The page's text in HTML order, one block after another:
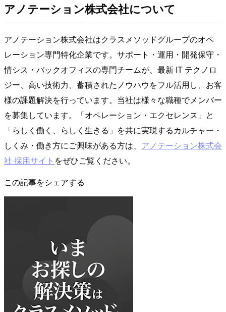
アノテーション株式会社について
アノテーション株式会社はクラスメソッドグループのオペ
レーション専門特化企業です。サポート・運用・開発保守・
情シス・バックオフィスの専門チームが、最新 IT テクノロ
ジー、高い技術力、蓄積されたノウハウをフル活用し、お客
様の課題解決を行っています。当社は様々な職種でメンバー
を募集しています。「オペレーション・エクセレンス」と
「らしく働く、らしく生きる」を共に実現するカルチャー・
しくみ・働き方にご興味がある方は、 アノテーション株式会
社 採用サイト をぜひご覧ください。
この記事をシェアする